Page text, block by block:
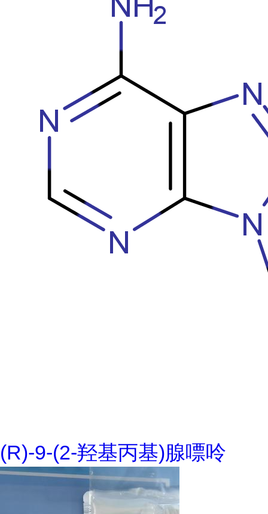
(R)-9-(2-羟基丙基)腺嘌呤